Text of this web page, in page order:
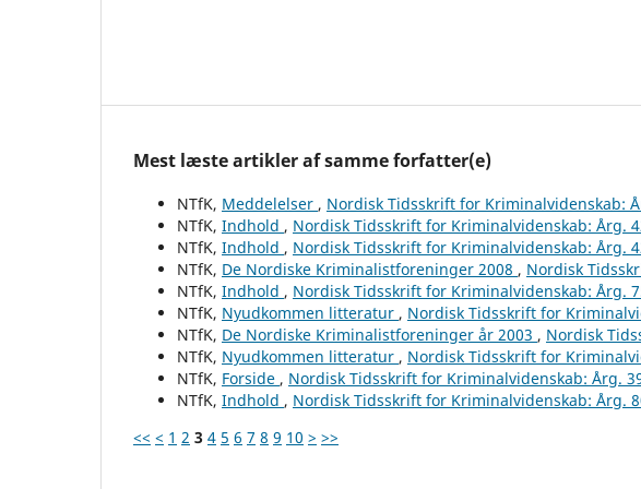
Mest læste artikler af samme forfatter(e)
NTfK, Meddelelser , Nordisk Tidsskrift for Kriminalvidenskab:
NTfK, Indhold , Nordisk Tidsskrift for Kriminalvidenskab: Årg.
NTfK, Indhold , Nordisk Tidsskrift for Kriminalvidenskab: Årg.
NTfK, De Nordiske Kriminalistforeninger 2008 , Nordisk
NTfK, Indhold , Nordisk Tidsskrift for Kriminalvidenskab: Årg.
NTfK, Nyudkommen litteratur , Nordisk Tidsskrift for
NTfK, De Nordiske Kriminalistforeninger år 2003 , Nordisk
NTfK, Nyudkommen litteratur , Nordisk Tidsskrift for
NTfK, Forside , Nordisk Tidsskrift for Kriminalvidenskab: Årg.
NTfK, Indhold , Nordisk Tidsskrift for Kriminalvidenskab: Årg.
<< < 1 2 3 4 5 6 7 8 9 10 > >>